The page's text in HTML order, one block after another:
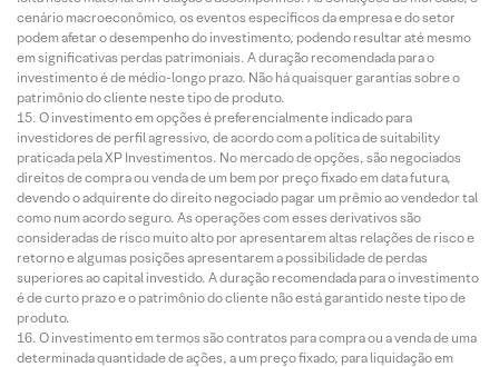
cenário macroeconômico, os eventos específicos da empresa e do setor
podem afetar o desempenho do investimento, podendo resultar até mesmo
em significativas perdas patrimoniais. A duração recomendada para o
investimento é de médio-longo prazo. Não há quaisquer garantias sobre o
patrimônio do cliente neste tipo de produto.
O investimento em opções é preferencialmente indicado para
investidores de perfil agressivo, de acordo com a política de suitability
praticada pela XP Investimentos. No mercado de opções, são negociados
direitos de compra ou venda de um bem por preço fixado em data futura,
devendo o adquirente do direito negociado pagar um prêmio ao vendedor tal
como num acordo seguro. As operações com esses derivativos são
consideradas de risco muito alto por apresentarem altas relações de risco e
retorno e algumas posições apresentarem a possibilidade de perdas
superiores ao capital investido. A duração recomendada para o investimento
é de curto prazo e o patrimônio do cliente não está garantido neste tipo de
produto.
O investimento em termos são contratos para compra ou a venda de uma
determinada quantidade de ações, a um preço fixado, para liquidação em